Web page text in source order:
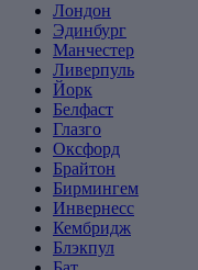
Лондон
Эдинбург
Манчестер
Ливерпуль
Йорк
Белфаст
Глазго
Оксфорд
Брайтон
Бирмингем
Инвернесс
Кембридж
Блэкпул